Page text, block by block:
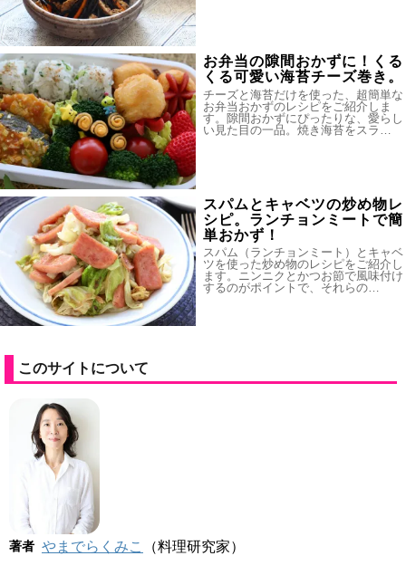
お弁当の隙間おかずに！くる
くる可愛い海苔チーズ巻き。
チーズと海苔だけを使った、超簡単な
お弁当おかずのレシピをご紹介しま
す。隙間おかずにぴったりな、愛らし
い見た目の一品。焼き海苔をスラ…
スパムとキャベツの炒め物レ
シピ。ランチョンミートで簡
単おかず！
スパム（ランチョンミート）とキャベ
ツを使った炒め物のレシピをご紹介し
ます。ニンニクとかつお節で風味付け
するのがポイントで、それらの…
このサイトについて
著者 やまでらくみこ （料理研究家）